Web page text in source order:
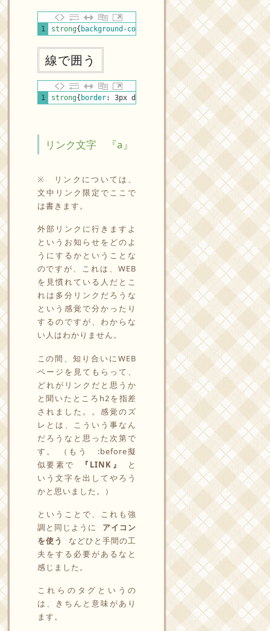
CSS
1 strong{ background-color #99ccff color : #1A1A1A;
線で囲う
CSS
1 strong{ border: 3px double #ccc; color : #1A1A1A
リンク文字 『a』
※ リンクについては、
文中リンク限定でここで
は書きます。
外部リンクに行きますよ
というお知らせをどのよ
うにするかということな
のですが、これは、WEB
を見慣れている人だとこ
れは多分リンクだろうな
という感覚で分かったり
するのですが、わからな
い人はわかりません。
この間、知り合いにWEB
ページを見てもらって、
どれがリンクだと思うか
と聞いたところh2を指差
されました。。感覚のズ
レとは、こういう事なん
だろうなと思った次第で
す。 （もう :before擬
似要素で
『LINK』
と
いう文字を出してやろう
かと思いました。）
ということで、これも強
調と同じように
アイコン
を使う
などひと手間の工
夫をする必要があるなと
感じました。
これらのタグというの
は、きちんと意味があり
ます。